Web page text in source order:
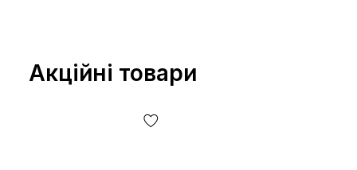
Акційні товари